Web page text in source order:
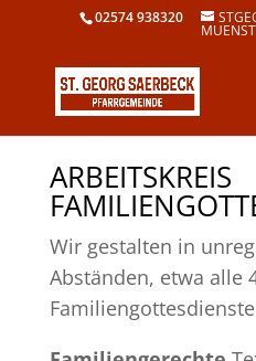
02574 938320
ARBEITSKREIS
Wir gestalten in
Abständen, etwa alle